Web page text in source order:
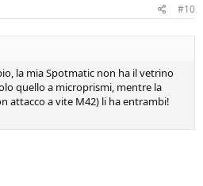
#10
la mia Spotmatic non ha il vetrino
quello a microprismi, mentre la
attacco a vite M42) li ha entrambi!